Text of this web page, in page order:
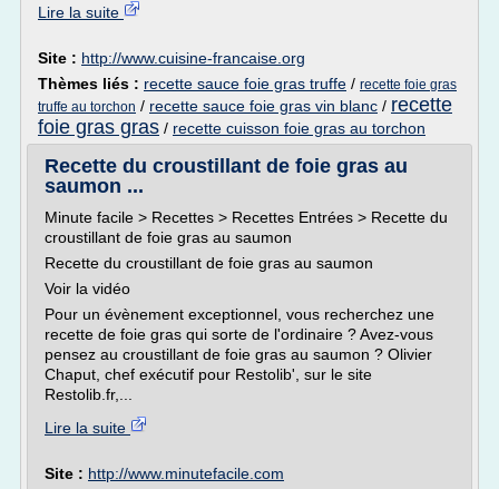
Lire la suite
Site : http://www.cuisine-francaise.org
Thèmes liés : recette sauce foie gras truffe / recette foie gras
truffe au torchon / recette sauce foie gras vin blanc / recette
foie gras gras / recette cuisson foie gras au torchon
Recette du croustillant de foie gras au
saumon ...
Minute facile > Recettes > Recettes Entrées > Recette du
croustillant de foie gras au saumon
Recette du croustillant de foie gras au saumon
Voir la vidéo
Pour un évènement exceptionnel, vous recherchez une
recette de foie gras qui sorte de l'ordinaire ? Avez-vous
pensez au croustillant de foie gras au saumon ? Olivier
Chaput, chef exécutif pour Restolib', sur le site
Restolib.fr,...
Lire la suite
Site : http://www.minutefacile.com